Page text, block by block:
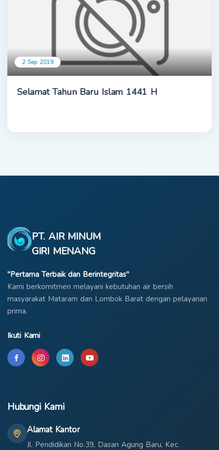
2 Sep 2019
Selamat Tahun Baru Islam 1441 H
PT. AIR MINUM
GIRI MENANG
"Pertama Terbaik dan Berintegritas"
Kami berkomitmen melayani kebutuhan air bersih
masyarakat Mataram dan Lombok Barat dengan pelayanan
prima.
Ikuti Kami
Hubungi Kami
Alamat Kantor
Jl. Pendidikan No.39, Dasan Agung Baru, Kec.